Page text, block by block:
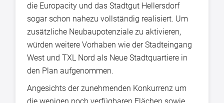
die Europacity und das Stadtgut Hellersdorf
sogar schon nahezu vollständig realisiert. Um
zusätzliche Neubaupotenziale zu aktivieren,
würden weitere Vorhaben wie der Stadteingang
West und TXL Nord als Neue Stadtquartiere in
den Plan aufgenommen.
Angesichts der zunehmenden Konkurrenz um